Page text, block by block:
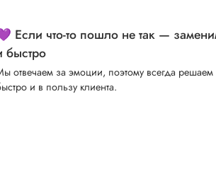
Если что-то пошло не так —
быстро
отвечаем за эмоции, поэтому всегда
и в пользу клиента.